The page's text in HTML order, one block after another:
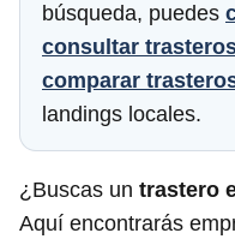
búsqueda, puedes
consultar
comparar
landings locales.
¿Buscas un trastero
Aquí encontrarás